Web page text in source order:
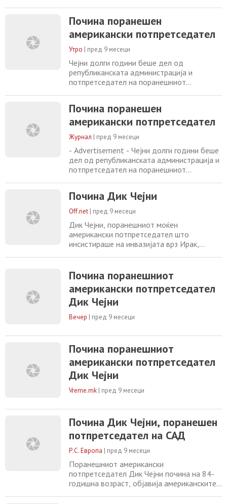
животот поради компликации од
пневмонија и срцеви заболувања, соопшти
неговото семејство. „Дик Чејни беше голем
и добар човек кој ги научи своите деца и
внуци
Почина поранешен
американски потпретседател
Утро | пред 9 месеци
Чејни долги години беше дел од
републиканската администрација и
потпретседател на поранешниот
централна фигура во инвазијата на Ирак во
2003 година од страна на САД и
сојузничките сили. Чејни, исто така, беше
министер за одбрана под Џорџ Буш
постариот, помеѓу 1989 и 1993 година
Почина поранешен
американски потпретседател
Журнал | пред 9 месеци
- Advertisement - Чејни долги години беше
дел од републиканската администрација и
потпретседател на поранешниот
централна фигура во инвазијата на Ирак во
2003 година од страна на САД и
сојузничките сили. Чејни, исто така, беше
министер за одбрана под Џорџ Буш
постариот, помеѓу
Почина Дик Чејни
Off.net | пред 9 месеци
Дик Чејни, поранешниот моќен
американски потпретседател што
инсистираше на инвазијата врз Ирак,
мандатот на Џорџ Буш постариот и
потпретседател на Буш помладиот. На
втората функција беше одговорен за
реакцијата на САД на терористичкиот
напад од 11 септември 2001 година - за
следењето
Почина поранешниот
американски потпретседател
Дик Чејни
Вечер | пред 9 месеци
Почина поранешниот
американски потпретседател
Дик Чејни
Vreme.mk | пред 9 месеци
Почина Дик Чејни, поранешен
потпретседател на САД
Р.С. Европа | пред 9 месеци
Поранешниот американски
потпретседател Дик Чејни почина на 84-
годишна возраст, објавија американските